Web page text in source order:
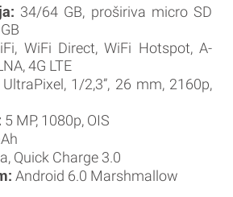
34/64 GB, proširiva micro SD
WiFi Direct, WiFi Hotspot, A-
4G LTE
1/2,3”, 26 mm, 2160p,
5 MP, 1080p, OIS
Quick Charge 3.0
Android 6.0 Marshmallow